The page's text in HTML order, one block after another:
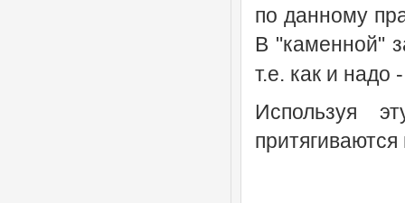
по данному
В "каменной"
т.е. как и надо
Используя
притягиваются